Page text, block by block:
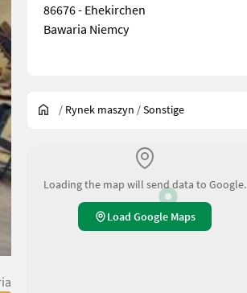
86676 - Ehekirchen
Bawaria Niemcy
/ Rynek maszyn /Sonstige
Loading the map will send data to Google.
Load Google Maps